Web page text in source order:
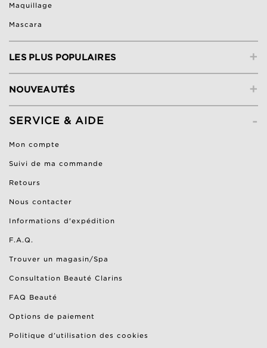
Maquillage
Mascara
+
LES PLUS POPULAIRES
+
NOUVEAUTÉS
-
SERVICE & AIDE
Mon compte
Suivi de ma commande
Retours
Nous contacter
Informations d'expédition
F.A.Q.
Trouver un magasin/Spa
Consultation Beauté Clarins
FAQ Beauté
Options de paiement
Politique d’utilisation des cookies